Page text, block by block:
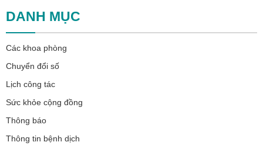
DANH MỤC
Các khoa phòng
Chuyển đổi số
Lịch công tác
Sức khỏe cộng đồng
Thông báo
Thông tin bệnh dịch